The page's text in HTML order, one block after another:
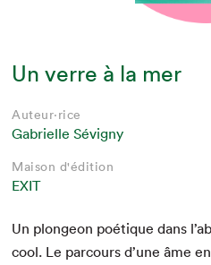
Un verre à la mer
Auteur·rice
Gabrielle Sévigny
Maison d'édition
EXIT
Un plon­geon poé­tique dans
cool. Le par­cours d’une âme